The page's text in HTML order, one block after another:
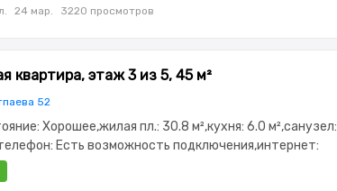
24 мар. 3220 просмотров
квартира, этаж 3 из 5, 45 м²
52
Хорошее,жилая пл.: 30.8 м²,кухня: 6.0 м²,санузел:
Есть возможность подключения,интернет:
меблирована,Частично меблирована,паркинг: